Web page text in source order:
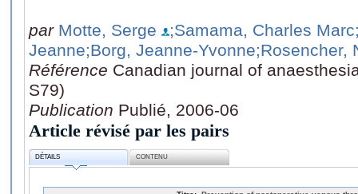
par Motte, Serge ;Samama, Charles Marc
Jeanne;Borg, Jeanne-Yvonne;Rosencher,
Référence Canadian journal of
S79)
Publication Publié, 2006-06
Article révisé par les pairs
DÉTAILS CONTENU